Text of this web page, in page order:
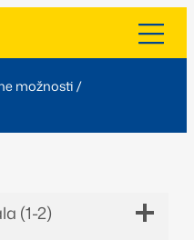
možnosti/
(1-2)